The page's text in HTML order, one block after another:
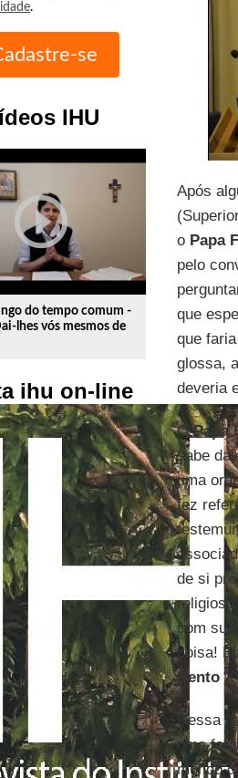
.
IHU
play_circle_outline
do tempo comum -
lhes vós mesmos de
ihu on-line
Após
o Papa
pelo
que
que
glossa,
deveria
OPapa
sabe da
uma
fez
de si
com sua
coisa!
Bento
Dessa
uma
mundo